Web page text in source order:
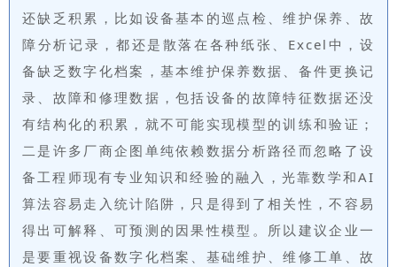
还缺乏积累，比如设备基本的巡点检、维护保养、故
障分析记录，都还是散落在各种纸张、Excel中，设
备缺乏数字化档案，基本维护保养数据、备件更换记
录、故障和修理数据，包括设备的故障特征数据还没
有结构化的积累，就不可能实现模型的训练和验证；
二是许多厂商企图单纯依赖数据分析路径而忽略了设
备工程师现有专业知识和经验的融入，光靠数学和AI
算法容易走入统计陷阱，只是得到了相关性，不容易
得出可解释、可预测的因果性模型。所以建议企业一
是要重视设备数字化档案、基础维护、维修工单、故